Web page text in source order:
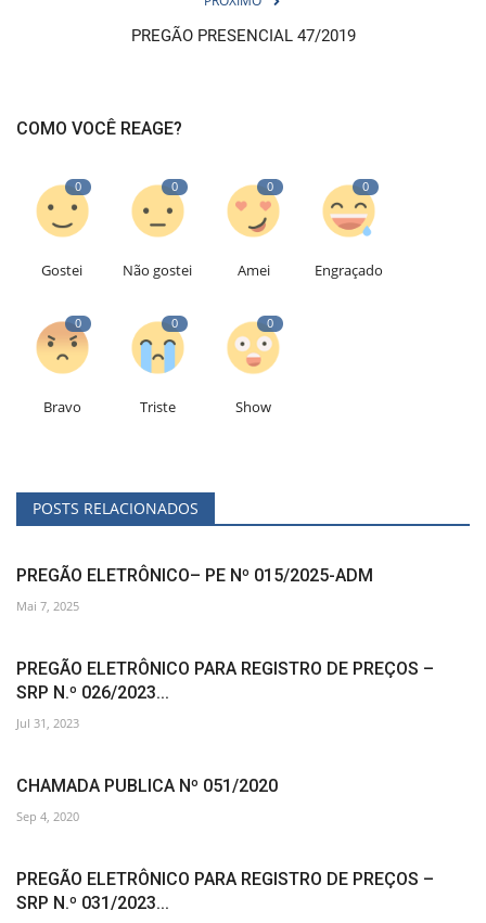
PREGÃO PRESENCIAL 47/2019
COMO VOCÊ REAGE?
0
Gostei
0
Não gostei
0
Amei
0
Engraçado
0
Bravo
0
Triste
0
Show
POSTS RELACIONADOS
PREGÃO ELETRÔNICO– PE Nº 015/2025-ADM
Mai 7, 2025
PREGÃO ELETRÔNICO PARA REGISTRO DE PREÇOS –
SRP N.º 026/2023...
Jul 31, 2023
CHAMADA PUBLICA Nº 051/2020
Sep 4, 2020
PREGÃO ELETRÔNICO PARA REGISTRO DE PREÇOS –
SRP N.º 031/2023...